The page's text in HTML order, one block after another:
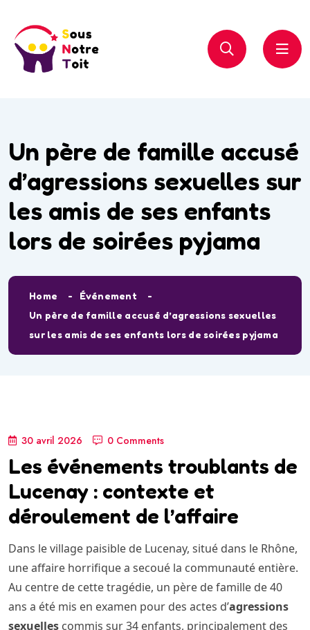
Un père de famille accusé
d’agressions sexuelles sur
les amis de ses enfants
lors de soirées pyjama
Home
Événement
Un père de famille accusé d’agressions sexuelles
sur les amis de ses enfants lors de soirées pyjama
30 avril 2026 0 Comments
Les événements troublants de
Lucenay : contexte et
déroulement de l’affaire
Dans le village paisible de Lucenay, situé dans le Rhône,
une affaire horrifique a secoué la communauté entière.
Au centre de cette tragédie, un père de famille de 40
ans a été mis en examen pour des actes d’agressions
sexuelles commis sur 34 enfants, principalement des